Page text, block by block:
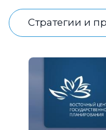
Стратегии и